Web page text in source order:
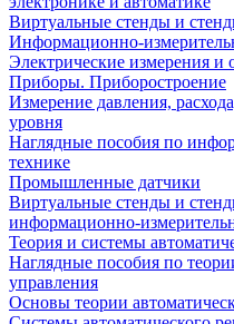
Виртуальные стенды и
Информационно-
Электрические измерения и
Приборы. Приборостроение
Измерение давления,
уровня
Наглядные пособия по
технике
Промышленные датчики
Виртуальные стенды и
информационно-
Теория и системы
Наглядные пособия по
управления
Основы теории